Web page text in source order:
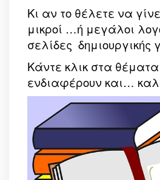
Κι αν το θέλετε να
μικροί …ή μεγάλοι
σελίδες δημιουργικής
Κάντε κλικ στα
ενδιαφέρουν και…